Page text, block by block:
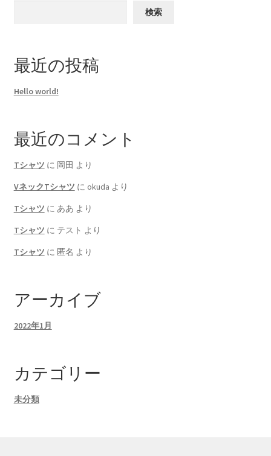
検索
最近の投稿
Hello world!
最近のコメント
Tシャツ に 岡田 より
VネックTシャツ に okuda より
Tシャツ に ああ より
Tシャツ に テスト より
Tシャツ に 匿名 より
アーカイブ
2022年1月
カテゴリー
未分類